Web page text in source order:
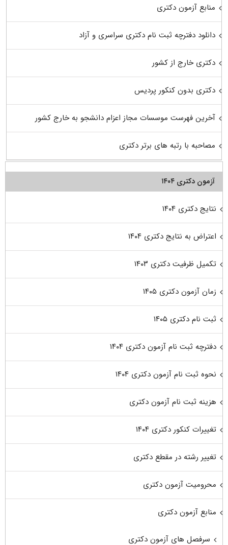
منابع آزمون دکتری
دانلود دفترچه ثبت نام دکتری سراسری و آزاد
دکتری خارج از کشور
دکتری بدون کنکور پردیس
آخرین فهرست موسسات مجاز اعزام دانشجو به خارج کشور
مصاحبه با رتبه های برتر دکتری
آزمون دکتری ۱۴۰۴
نتایج دکتری ۱۴۰۴
اعتراض به نتایج دکتری ۱۴۰۴
تکمیل ظرفیت دکتری ۱۴۰۳
زمان آزمون دکتری ۱۴۰۵
ثبت نام دکتری ۱۴۰۵
دفترچه ثبت نام آزمون دکتری ۱۴۰۴
نحوه ثبت نام آزمون دکتری ۱۴۰۴
هزینه ثبت نام آزمون دکتری
تغییرات کنکور دکتری ۱۴۰۴
تغییر رشته در مقطع دکتری
محرومیت آزمون دکتری
منابع آزمون دکتری
سرفصل های آزمون دکتری